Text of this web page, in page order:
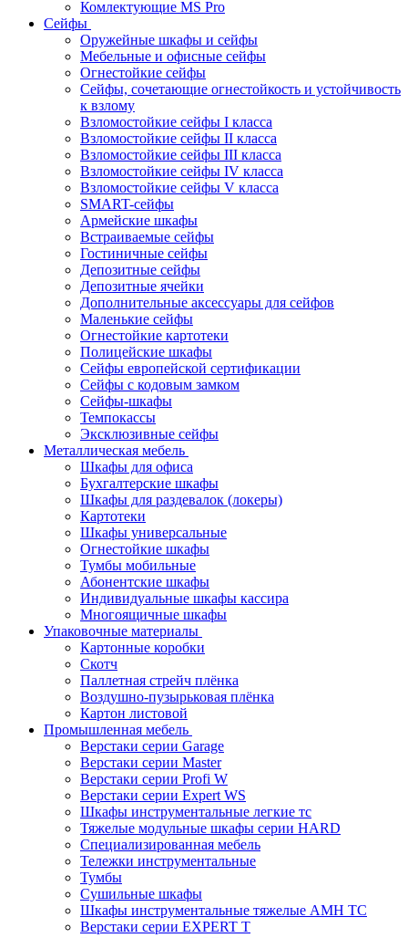
Комлектующие MS Pro
Сейфы
Оружейные шкафы и сейфы
Мебельные и офисные сейфы
Огнестойкие сейфы
Сейфы, сочетающие огнестойкость и устойчивость
к взлому
Взломостойкие сейфы I класса
Взломостойкие сейфы II класса
Взломостойкие сейфы III класса
Взломостойкие сейфы IV класса
Взломостойкие сейфы V класса
SMART-сейфы
Армейские шкафы
Встраиваемые сейфы
Гостиничные сейфы
Депозитные сейфы
Депозитные ячейки
Дополнительные аксессуары для сейфов
Маленькие сейфы
Огнестойкие картотеки
Полицейские шкафы
Сейфы европейской сертификации
Сейфы с кодовым замком
Сейфы-шкафы
Темпокассы
Эксклюзивные сейфы
Металлическая мебель
Шкафы для офиса
Бухгалтерские шкафы
Шкафы для раздевалок (локеры)
Картотеки
Шкафы универсальные
Огнестойкие шкафы
Тумбы мобильные
Абонентские шкафы
Индивидуальные шкафы кассира
Многоящичные шкафы
Упаковочные материалы
Картонные коробки
Скотч
Паллетная стрейч плёнка
Воздушно-пузырьковая плёнка
Картон листовой
Промышленная мебель
Верстаки серии Garage
Верстаки серии Master
Верстаки серии Profi W
Верстаки серии Expert WS
Шкафы инструментальные легкие тс
Тяжелые модульные шкафы серии HARD
Cпециализированная мебель
Тележки инструментальные
Тумбы
Cушильные шкафы
Шкафы инструментальные тяжелые AMH TC
Верстаки серии EXPERT T